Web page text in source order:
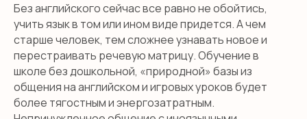
Без английского сейчас все равно не обойтись,
учить язык в том или ином виде придется. А чем
старше человек, тем сложнее узнавать новое и
перестраивать речевую матрицу. Обучение в
школе без дошкольной, «природной» базы из
общения на английском и игровых уроков будет
более тягостным и энергозатратным.